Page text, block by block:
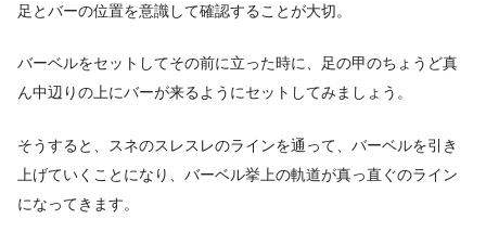
足とバーの位置を意識して確認することが大切。
バーベルをセットしてその前に立った時に、足の甲のちょうど真
ん中辺りの上にバーが来るようにセットしてみましょう。
そうすると、スネのスレスレのラインを通って、バーベルを引き
上げていくことになり、バーベル挙上の軌道が真っ直ぐのライン
になってきます。